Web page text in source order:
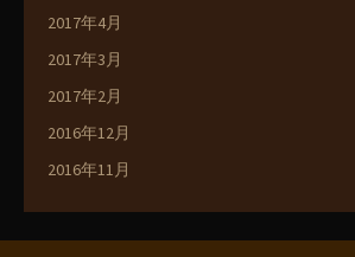
2017年4月
2017年3月
2017年2月
2016年12月
2016年11月